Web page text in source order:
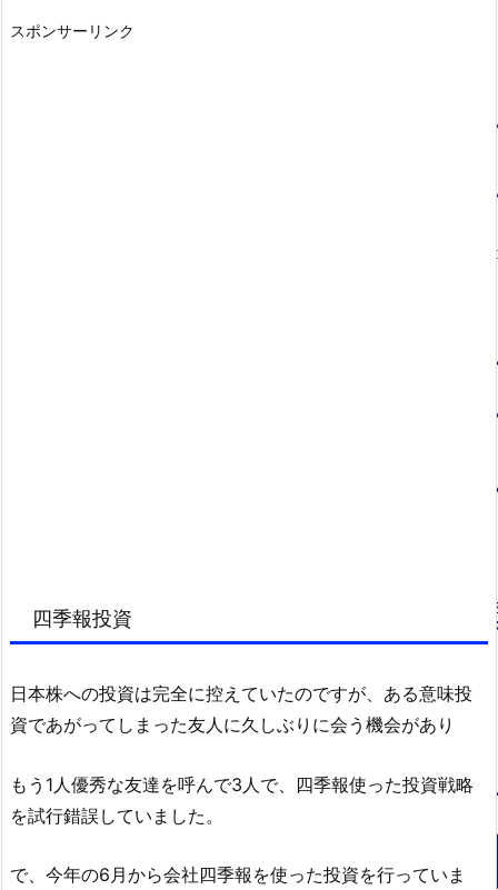
スポンサーリンク
四季報投資
日本株への投資は完全に控えていたのですが、ある意味投
資であがってしまった友人に久しぶりに会う機会があり
もう1人優秀な友達を呼んで3人で、四季報使った投資戦略
を試行錯誤していました。
で、今年の6月から会社四季報を使った投資を行っていま